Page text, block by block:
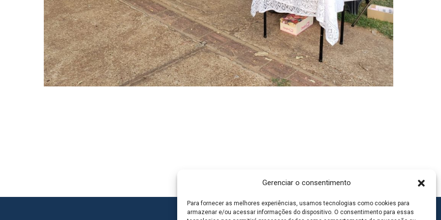
Gerenciar o consentimento
Para fornecer as melhores experiências, usamos tecnologias como cookies para
armazenar e/ou acessar informações do dispositivo. O consentimento para essas